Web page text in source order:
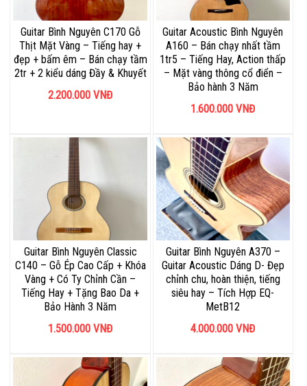
Guitar Bình Nguyên C170 Gỗ
Thịt Mặt Vàng – Tiếng hay +
đẹp + bấm êm – Bán chạy tầm
2tr + 2 kiểu dáng Đầy & Khuyết
2.200.000 VNĐ
Guitar Acoustic Bình Nguyên
A160 – Bán chạy nhất tầm
1tr5 – Tiếng Hay, Action thấp
– Mặt vàng thông cổ điển –
Bảo hành 3 Năm
1.600.000 VNĐ
Guitar Bình Nguyên Classic
C140 – Gỗ Ép Cao Cấp + Khóa
Vàng + Có Ty Chỉnh Cần –
Tiếng Hay + Tặng Bao Da +
Bảo Hành 3 Năm
1.500.000 VNĐ
Guitar Bình Nguyên A370 –
Guitar Acoustic Dáng D- Đẹp
chỉnh chu, hoàn thiện, tiếng
siêu hay – Tích Hợp EQ-
MetB12
4.000.000 VNĐ